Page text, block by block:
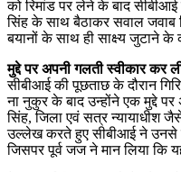
को रिमांड पर लेने के बाद
सिंह के साथ बैठाकर सवाल जवाब
बयानों के साथ ही साक्ष्य जुटाने के
मुद्दे पर अपनी गलती स्वीकार कर
सीबीआई की पूछताछ के दौरान
ना नुकुर के बाद उन्होंने एक मुद्दे पर
सिंह, जिला एवं सत्र न्यायाधीश
उल्लेख करते हुए सीबीआई ने उनसे
जिसपर पूर्व जज ने मान लिया कि